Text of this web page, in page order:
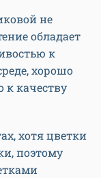
не
обладает
к
хорошо
к качеству
хотя цветки
поэтому